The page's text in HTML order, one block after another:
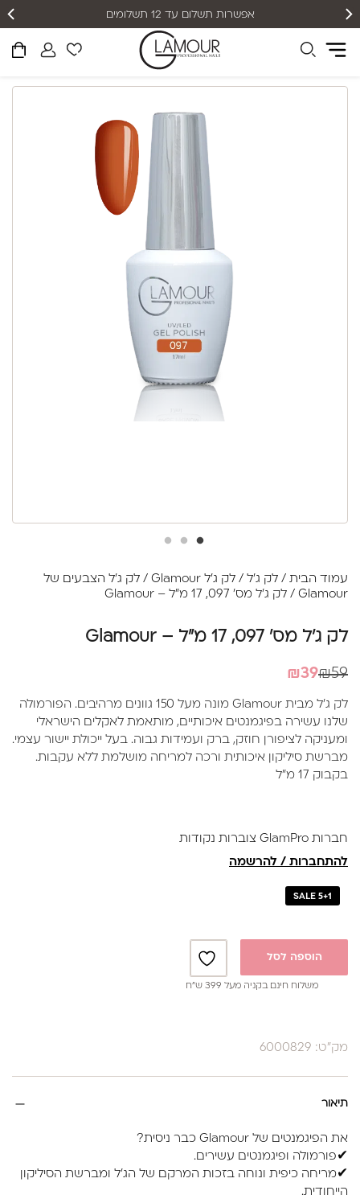
אפשרות תשלום עד 12 תשלומים
עמוד הבית / לק ג'ל / לק ג'ל Glamour / לק ג'ל הצבעים של
Glamour / לק ג'ל מס' 097, 17 מ"ל – Glamour
לק ג'ל מס' 097, 17 מ"ל – Glamour
₪59
המחיר
היה:
₪59.
₪39
המחיר
הוא:
₪39.
לק ג'ל מבית Glamour מונה מעל 150 גוונים מרהיבים. הפורמולה
שלנו עשירה בפיגמנטים איכותיים, מותאמת לאקלים הישראלי
ומעניקה לציפורן חוזק, ברק ועמידות גבוה. בעל ייכולת יישור עצמי.
מברשת סיליקון איכותית ורכה למריחה מושלמת ללא עקבות.
בקבוק 17 מ"ל
חברות GlamPro צוברות נקודות
להתחברות / להרשמה
SALE 5+1
הוספה לסל
משלוח חינם בקניה מעל 399 ש”ח
מק"ט: 6000829
תיאור
את הפיגמנטים של Glamour כבר ניסית?
✔פורמולה ופיגמנטים עשירים.
✔מריחה כיפית ונוחה בזכות המרקם של הג'ל ומברשת הסיליקון
הייחודית.